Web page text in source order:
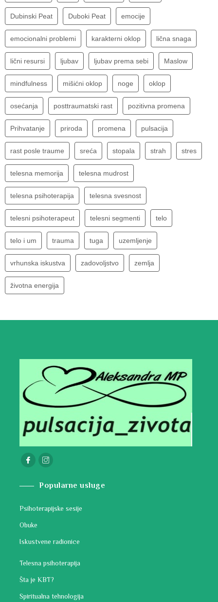
Dubinski Peat Duboki Peat emocije
emocionalni problemi karakterni oklop lična snaga
lični resursi ljubav ljubav prema sebi Maslow
mindfulness mišićni oklop noge oklop
osećanja posttraumatski rast pozitivna promena
Prihvatanje priroda promena pulsacija
rast posle traume sreća stopala strah stres
telesna memorija telesna mudrost
telesna psihoterapija telesna svesnost
telesni psihoterapeut telesni segmenti telo
telo i um trauma tuga uzemljenje
vrhunska iskustva zadovoljstvo zemlja
životna energija
Popularne usluge
Psihoterapijske sesije
Obuke
Iskustvene radionice
Telesna psihoterapija
Šta je KBT?
Spiritualna tehnologija